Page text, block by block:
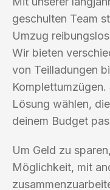
geschulten Team
Umzug
Wir bieten
von Teilladungen
Lösung wählen,
deinem Budget
Um Geld zu
Möglichkeit, mit